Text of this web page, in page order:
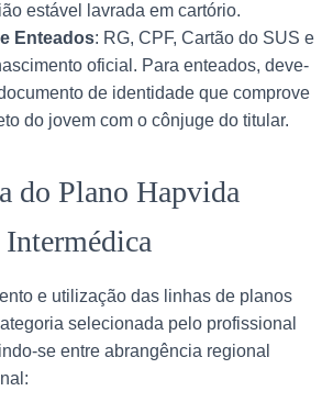
estável lavrada em cartório.
Enteados: RG, CPF, Cartão do SUS e
oficial. Para enteados, deve-
de identidade que comprove
do jovem com o cônjuge do titular.
do Plano Hapvida
e utilização das linhas de planos
selecionada pelo profissional
se entre abrangência regional